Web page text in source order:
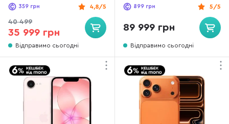
4,8/5
359 грн
40 499
35 999 грн
Відправимо сьогодні
5/5
899 грн
89 999 грн
Відправимо сьогодні